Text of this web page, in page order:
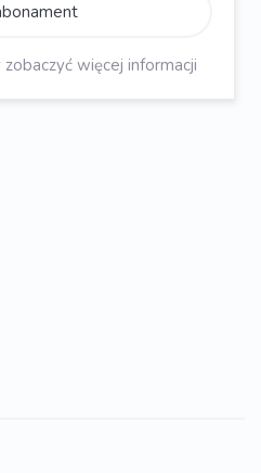
więcej informacji